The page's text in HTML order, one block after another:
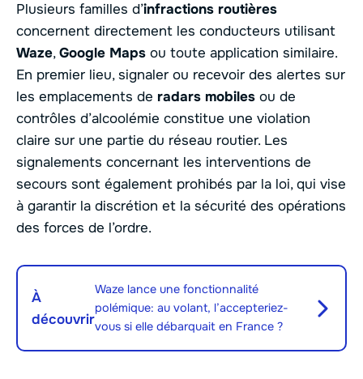
Plusieurs familles d’infractions routières
concernent directement les conducteurs utilisant
Waze,Google Maps ou toute application similaire.
En premier lieu, signaler ou recevoir des alertes sur
les emplacements de radars mobiles ou de
contrôles d’alcoolémie constitue une violation
claire sur une partie du réseau routier. Les
signalements concernant les interventions de
secours sont également prohibés par la loi, qui vise
à garantir la discrétion et la sécurité des opérations
des forces de l’ordre.
À
découvrir
Waze lance une fonctionnalité
polémique: au volant, l’accepteriez-
vous si elle débarquait en France ?